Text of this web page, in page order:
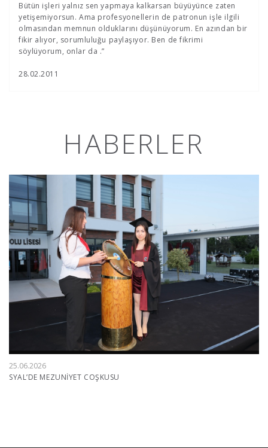
Bütün işleri yalnız sen yapmaya kalkarsan büyüyünce zaten
yetişemiyorsun. Ama profesyonellerin de patronun işle ilgili
olmasından memnun olduklarını düşünüyorum. En azından bir
fikir alıyor, sorumluluğu paylaşıyor. Ben de fikrimi
söylüyorum, onlar da .”
28.02.2011
HABERLER
25.06.2026
SYAL’DE MEZUNİYET COŞKUSU